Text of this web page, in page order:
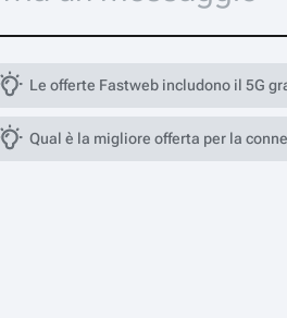
Le offerte Fastweb includono il 5G
Qual è la migliore offerta per la